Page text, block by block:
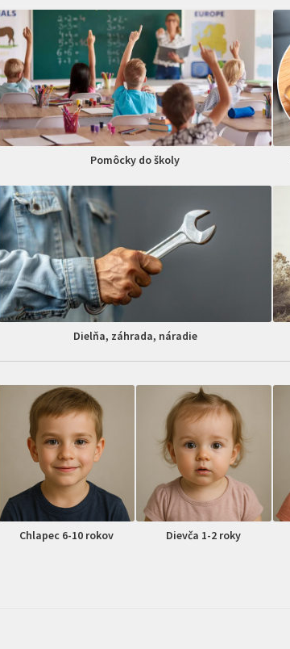
Pomôcky do školy
Dielňa, záhrada, náradie
Chlapec 6-10 rokov Dievča 1-2 roky